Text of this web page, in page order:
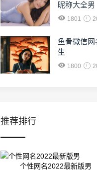
昵称大全男
1801
鱼骨微信
生
1800
推荐排行
个性网名2022最新版男